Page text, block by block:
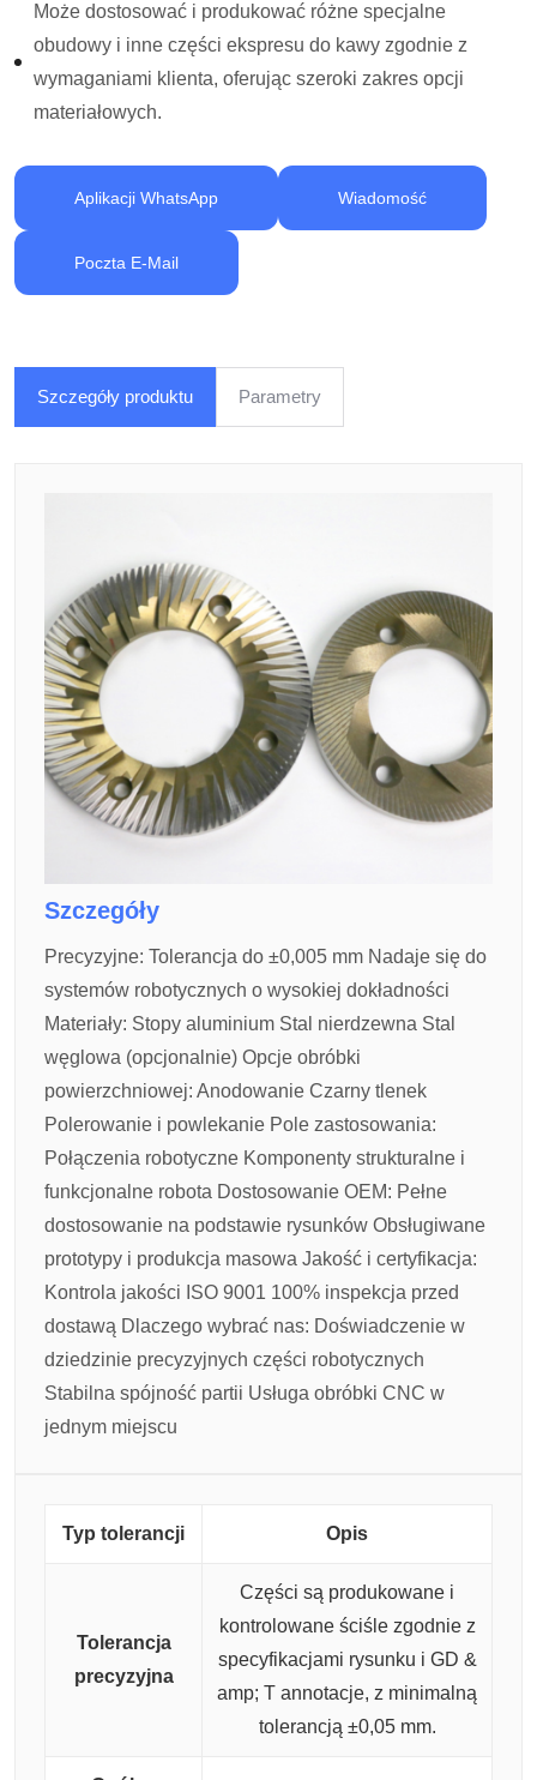
Może dostosować i produkować różne specjalne
obudowy i inne części ekspresu do kawy zgodnie z
wymaganiami klienta, oferując szeroki zakres opcji
materiałowych.
Aplikacji WhatsApp Wiadomość
Poczta E-Mail
Szczegóły produktu Parametry
Szczegóły
Precyzyjne: Tolerancja do ±0,005 mm Nadaje się do
systemów robotycznych o wysokiej dokładności
Materiały: Stopy aluminium Stal nierdzewna Stal
węglowa (opcjonalnie) Opcje obróbki
powierzchniowej: Anodowanie Czarny tlenek
Polerowanie i powlekanie Pole zastosowania:
Połączenia robotyczne Komponenty strukturalne i
funkcjonalne robota Dostosowanie OEM: Pełne
dostosowanie na podstawie rysunków Obsługiwane
prototypy i produkcja masowa Jakość i certyfikacja:
Kontrola jakości ISO 9001 100% inspekcja przed
dostawą Dlaczego wybrać nas: Doświadczenie w
dziedzinie precyzyjnych części robotycznych
Stabilna spójność partii Usługa obróbki CNC w
jednym miejscu
Typ tolerancji Opis
Tolerancja
precyzyjna
Części są produkowane i
kontrolowane ściśle zgodnie z
specyfikacjami rysunku i GD &
amp; T annotacje, z minimalną
tolerancją ±0,05 mm.